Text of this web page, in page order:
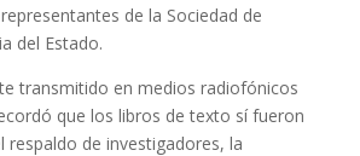
de la Sociedad de
del Estado.
transmitido en medios radiofónicos
que los libros de texto sí fueron
respaldo de investigadores, la